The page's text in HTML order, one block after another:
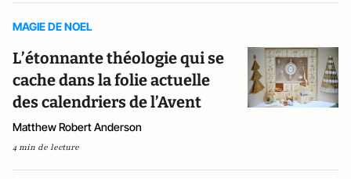
MAGIE DE NOEL
L’étonnante théologie qui se
cache dans la folie actuelle
des calendriers de l’Avent
Matthew Robert Anderson
4 min de lecture